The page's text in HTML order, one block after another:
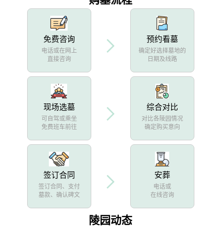
免费咨询
电话或在网上
直接咨询
预约看墓
确定好选择墓地的
日期及线路
现场选墓
可自驾或乘坐
免费班车前往
综合对比
对比各陵园情况
确定购买意向
签订合同
签订合同、支付
墓款、确认碑文
安葬
电话或
在线咨询
陵园动态